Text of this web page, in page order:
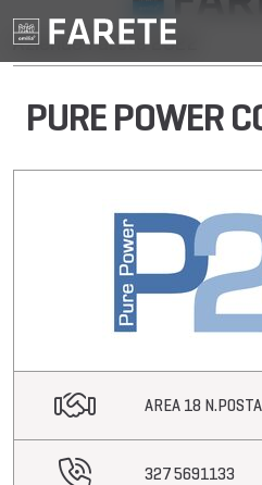
Aziende Farete 2022
PURE POWER
AREA 18
327 5691133